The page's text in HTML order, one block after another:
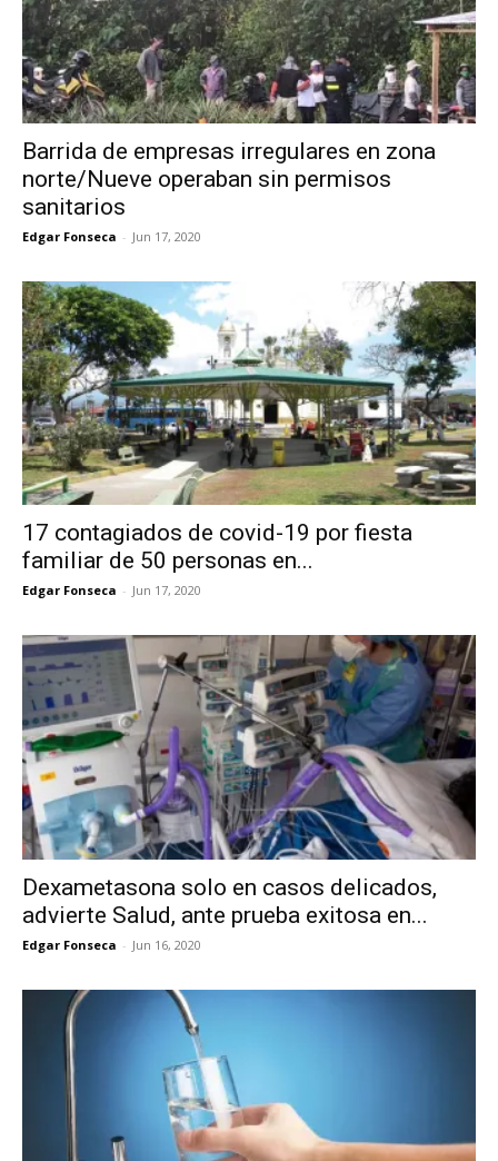
Barrida de empresas irregulares en zona
norte/Nueve operaban sin permisos
sanitarios
Edgar Fonseca - Jun 17, 2020
17 contagiados de covid-19 por fiesta
familiar de 50 personas en...
Edgar Fonseca - Jun 17, 2020
Dexametasona solo en casos delicados,
advierte Salud, ante prueba exitosa en...
Edgar Fonseca - Jun 16, 2020